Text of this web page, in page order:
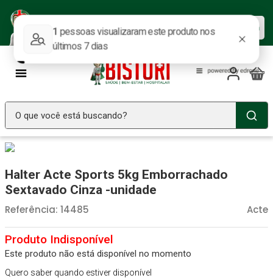
ofertas.
Baixar agora
O que você está buscando?
Halter Acte Sports 5kg Emborrachado
Sextavado Cinza -unidade
Acte
Referência: 14485
Este produto não está disponível no momento
Quero saber quando estiver disponível
2º Fralda Geriatrica
3º Luva Latex
4º Estetoscopio Littmann
5º Littmann
6 º Absorvente Geriatrico